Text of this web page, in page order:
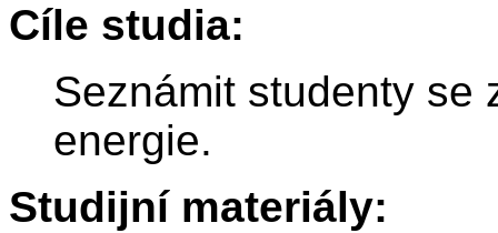
Cíle studia:
Seznámit studenty
energie.
Studijní materiály: